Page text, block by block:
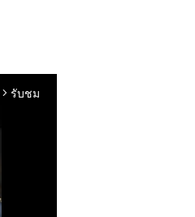
arrow_forward_ios รับชม